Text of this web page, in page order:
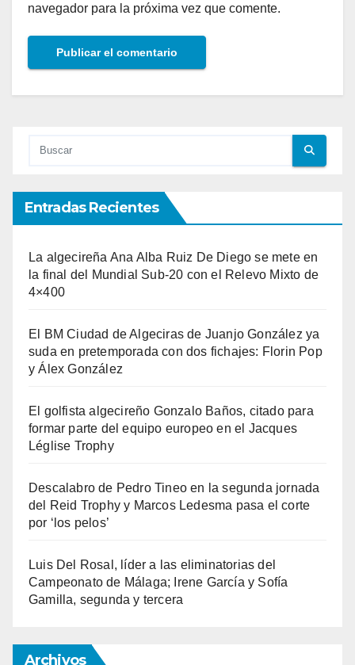
navegador para la próxima vez que comente.
Entradas Recientes
La algecireña Ana Alba Ruiz De Diego se mete en
la final del Mundial Sub-20 con el Relevo Mixto de
4×400
El BM Ciudad de Algeciras de Juanjo González ya
suda en pretemporada con dos fichajes: Florin Pop
y Álex González
El golfista algecireño Gonzalo Baños, citado para
formar parte del equipo europeo en el Jacques
Léglise Trophy
Descalabro de Pedro Tineo en la segunda jornada
del Reid Trophy y Marcos Ledesma pasa el corte
por ‘los pelos’
Luis Del Rosal, líder a las eliminatorias del
Campeonato de Málaga; Irene García y Sofía
Gamilla, segunda y tercera
Archivos